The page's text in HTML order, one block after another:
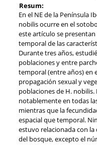
Resum:
En el NE de la Península
nobilis ocurre en el
este artículo se
temporal de las
Durante tres años,
poblaciones y entre
temporal (entre años) en
propagación sexual y
poblaciones de H.
notablemente en todas
mientras que la
espacial que temporal.
estuvo relacionada con
del bosque, excepto el